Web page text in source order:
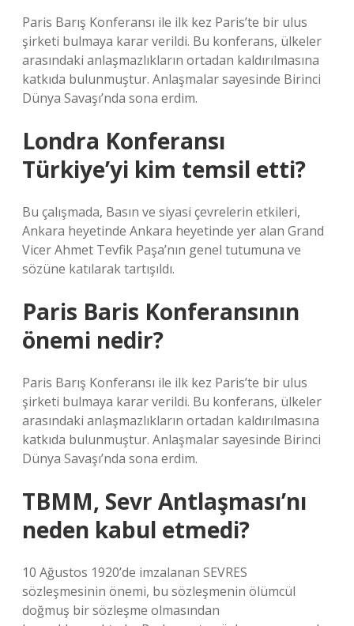
Paris Barış Konferansı ile ilk kez Paris’te bir ulus
şirketi bulmaya karar verildi. Bu konferans, ülkeler
arasındaki anlaşmazlıkların ortadan kaldırılmasına
katkıda bulunmuştur. Anlaşmalar sayesinde Birinci
Dünya Savaşı’nda sona erdim.
Londra Konferansı
Türkiye’yi kim temsil etti?
Bu çalışmada, Basın ve siyasi çevrelerin etkileri,
Ankara heyetinde Ankara heyetinde yer alan Grand
Vicer Ahmet Tevfik Paşa’nın genel tutumuna ve
sözüne katılarak tartışıldı.
Paris Baris Konferansının
önemi nedir?
Paris Barış Konferansı ile ilk kez Paris’te bir ulus
şirketi bulmaya karar verildi. Bu konferans, ülkeler
arasındaki anlaşmazlıkların ortadan kaldırılmasına
katkıda bulunmuştur. Anlaşmalar sayesinde Birinci
Dünya Savaşı’nda sona erdim.
TBMM, Sevr Antlaşması’nı
neden kabul etmedi?
10 Ağustos 1920’de imzalanan SEVRES
sözleşmesinin önemi, bu sözleşmenin ölümcül
doğmuş bir sözleşme olmasından